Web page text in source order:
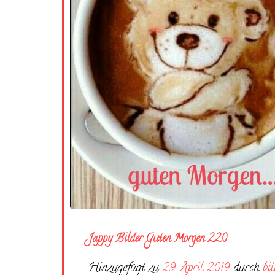
Jappy Bilder Guten Morgen 220
Hinzugefügt zu29. April 2019 durch